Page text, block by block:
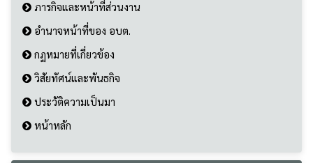
วิสัยทัศน์และพันธกิจ
ประวัติความเป็นมา
หน้าหลัก